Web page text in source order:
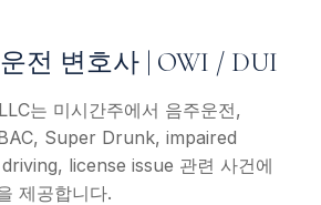
전 변호사 | OWI / DUI
는 미시간주에서 음주운전,
Super Drunk, impaired
license issue 관련 사건에
제공합니다.